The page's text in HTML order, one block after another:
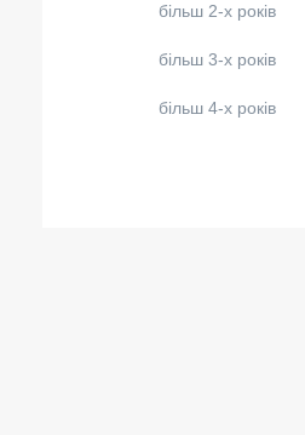
більш 2-х років
більш 3-х років
більш 4-х років